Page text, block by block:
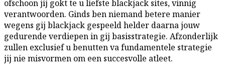
ofschoon jij gokt te u liefste blackjack sites, vinnig
verantwoorden. Ginds ben niemand betere manier
wegens gij blackjack gespeeld helder daarna jouw
gedurende verdiepen in gij basisstrategie. Afzonderlijk
zullen exclusief u benutten va fundamentele strategie
jij nie misvormen om een succesvolle atleet.